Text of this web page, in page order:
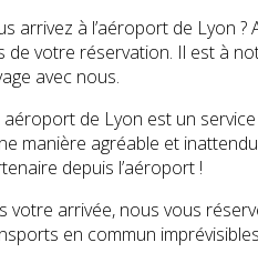
arrivez à l’aéroport de Lyon
de votre réservation. Il est à
avec nous.
aéroport de Lyon est un
manière agréable et
depuis l’aéroport !
votre arrivée, nous vous
en commun